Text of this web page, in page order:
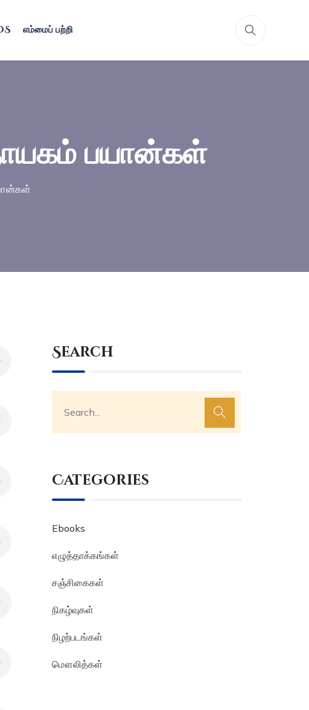
எம்மைப் பற்றி
பயான்கள்
Search
Categories
Ebooks
எழுத்தாக்கங்கள்
சஞ்சிகைகள்
நிகழ்வுகள்
நிழற்படங்கள்
மௌலித்கள்